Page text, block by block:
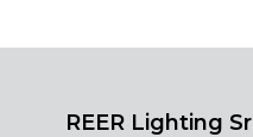
REER Lighting Srl